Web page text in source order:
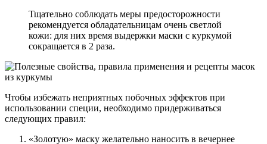
Тщательно соблюдать меры предосторожности
рекомендуется обладательницам очень светлой
кожи: для них время выдержки маски с куркумой
сокращается в 2 раза.
Чтобы избежать неприятных побочных эффектов при
использовании специи, необходимо придерживаться
следующих правил:
«Золотую» маску желательно наносить в вечернее